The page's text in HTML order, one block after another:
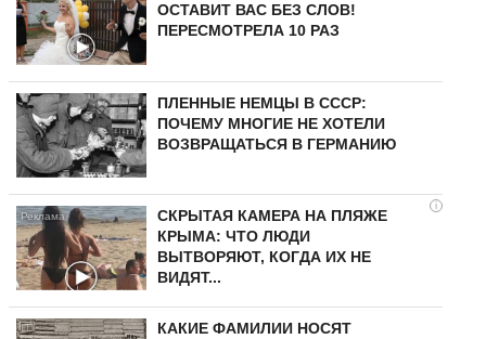
ОСТАВИТ ВАС БЕЗ СЛОВ!
ПЕРЕСМОТРЕЛА 10 РАЗ
ПЛЕННЫЕ НЕМЦЫ В СССР:
ПОЧЕМУ МНОГИЕ НЕ ХОТЕЛИ
ВОЗВРАЩАТЬСЯ В ГЕРМАНИЮ
i
СКРЫТАЯ КАМЕРА НА ПЛЯЖЕ
КРЫМА: ЧТО ЛЮДИ
ВЫТВОРЯЮТ, КОГДА ИХ НЕ
ВИДЯТ...
КАКИЕ ФАМИЛИИ НОСЯТ